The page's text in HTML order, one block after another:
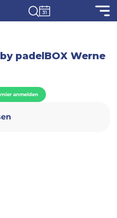
padelBOX Werne
anmelden